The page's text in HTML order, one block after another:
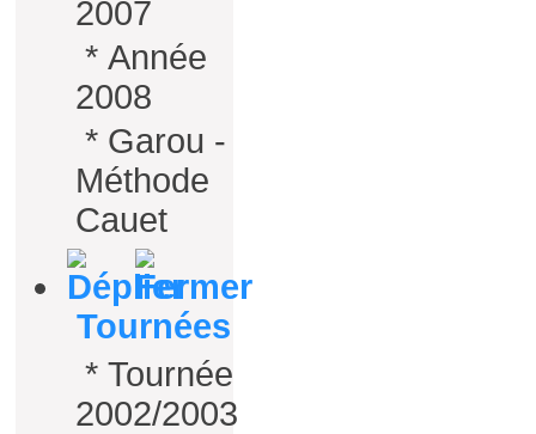
2007
* Année
2008
* Garou -
Méthode
Cauet
Tournées
* Tournée
2002/2003